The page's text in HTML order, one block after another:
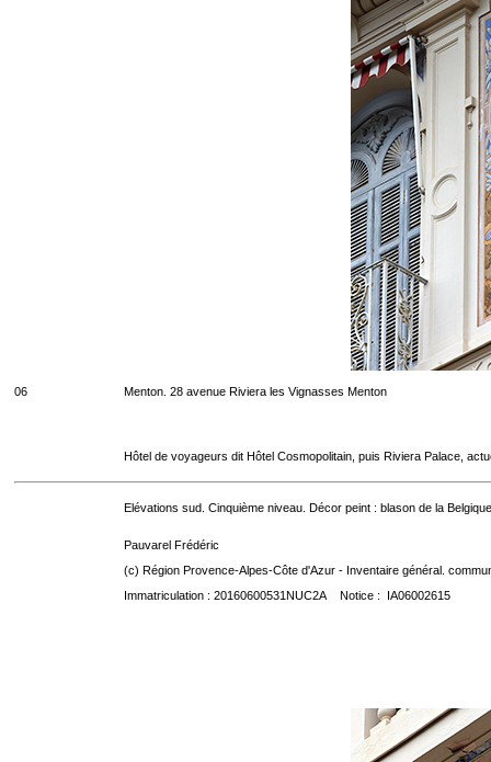
06 Menton. 28 avenue Riviera les Vignasses Menton
Hôtel de voyageurs dit Hôtel Cosmopolitain, puis Riviera Palace,
Elévations sud. Cinquième niveau. Décor peint : blason de la
Pauvarel Frédéric
(c) Région Provence-Alpes-Côte d'Azur - Inventaire général.
Immatriculation : 20160600531NUC2A Notice : IA06002615